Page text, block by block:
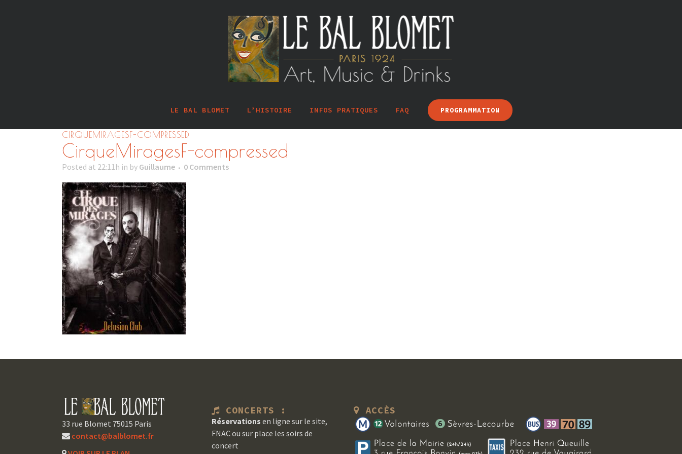
LE BAL BLOMET L’HISTOIRE INFOS PRATIQUES FAQ PROGRAMMATION
CIRQUEMIRAGESF-COMPRESSED
CirqueMiragesF-compressed
Posted at 22:11h in by Guillaume 0 Comments
33 rue Blomet 75015 Paris
contact@balblomet.fr
CONCERTS :
Réservations en ligne sur le site,
FNAC ou sur place les soirs de
concert
ACCÈS